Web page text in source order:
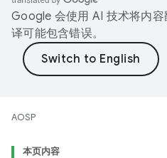
Google 会使用 AI 技术将内
译可能包含错误。
AOSP
本页内容